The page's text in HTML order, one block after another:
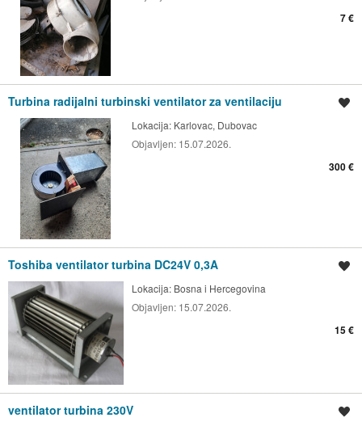
7 €
Turbina radijalni turbinski ventilator za ventilaciju
Lokacija: Karlovac, Dubovac
Objavljen: 15.07.2026.
300 €
Toshiba ventilator turbina DC24V 0,3A
Lokacija: Bosna i Hercegovina
Objavljen: 15.07.2026.
15 €
ventilator turbina 230V